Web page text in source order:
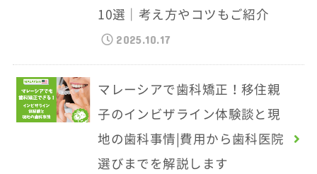
10選｜考え方やコツもご紹介
2025.10.17
マレーシアで歯科矯正！移住親
子のインビザライン体験談と現
地の歯科事情|費用から歯科医院
選びまでを解説します